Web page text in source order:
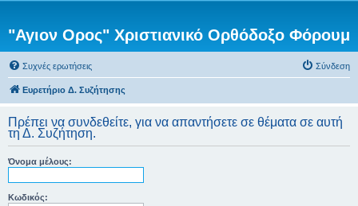
"Αγιον Ορος" Χριστιανικό Ορθόδοξο Φόρουμ
Συχνές ερωτήσεις Σύνδεση
Ευρετήριο Δ. Συζήτησης
Πρέπει να συνδεθείτε, για να απαντήσετε σε θέματα σε αυτή
τη Δ. Συζήτηση.
Όνομα μέλους:
Κωδικός: